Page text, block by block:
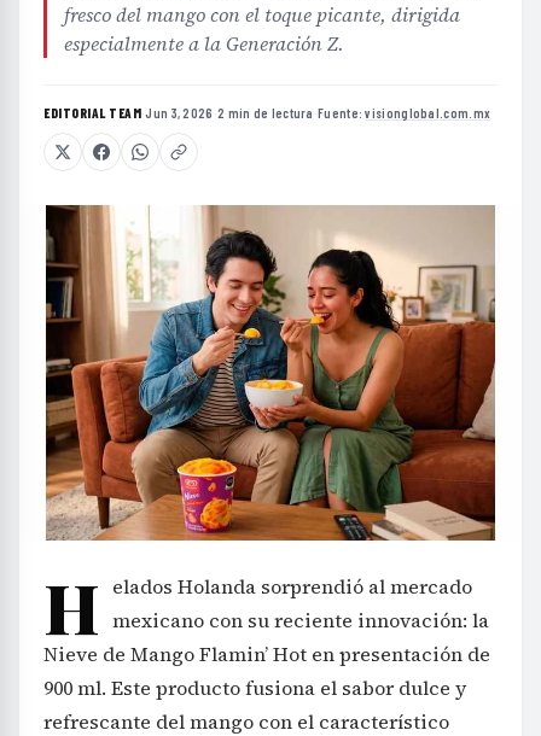
fresco del mango con el toque picante, dirigida
especialmente a la Generación Z.
EDITORIAL TEAM·Jun 3, 2026 ·2 min de lectura ·Fuente:visionglobal.com.mx
H elados Holanda sorprendió al mercado
mexicano con su reciente innovación: la
Nieve de Mango Flamin’ Hot en presentación de
900 ml. Este producto fusiona el sabor dulce y
refrescante del mango con el característico